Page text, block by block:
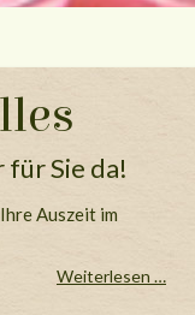
Sie da!
Auszeit im
Weiterlesen …